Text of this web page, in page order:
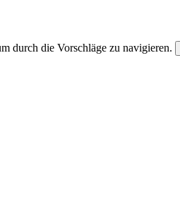
durch die Vorschläge zu navigieren.